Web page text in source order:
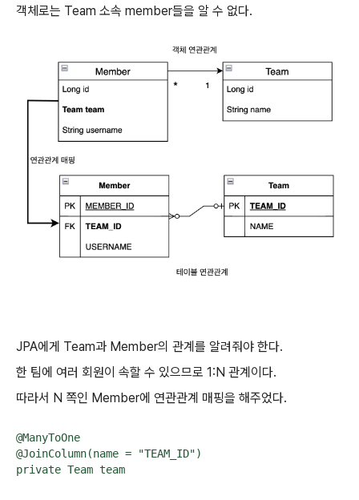
객체로는 Team 소속 member들을 알 수 없다.
JPA에게 Team과 Member의 관계를 알려줘야 한다.
한 팀에 여러 회원이 속할 수 있으므로 1:N 관계이다.
따라서 N 쪽인 Member에 연관관계 매핑을 해주었다.
@ManyToOne
@JoinColumn(name = "TEAM_ID")
private Team team